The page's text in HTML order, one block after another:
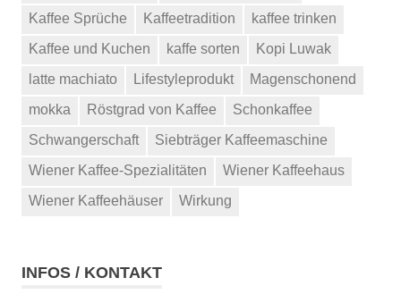
Kaffee Sprüche
Kaffeetradition
kaffee trinken
Kaffee und Kuchen
kaffe sorten
Kopi Luwak
latte machiato
Lifestyleprodukt
Magenschonend
mokka
Röstgrad von Kaffee
Schonkaffee
Schwangerschaft
Siebträger Kaffeemaschine
Wiener Kaffee-Spezialitäten
Wiener Kaffeehaus
Wiener Kaffeehäuser
Wirkung
INFOS / KONTAKT